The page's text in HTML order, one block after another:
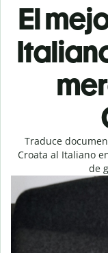
El
Traduce
Croata al Italiano
de